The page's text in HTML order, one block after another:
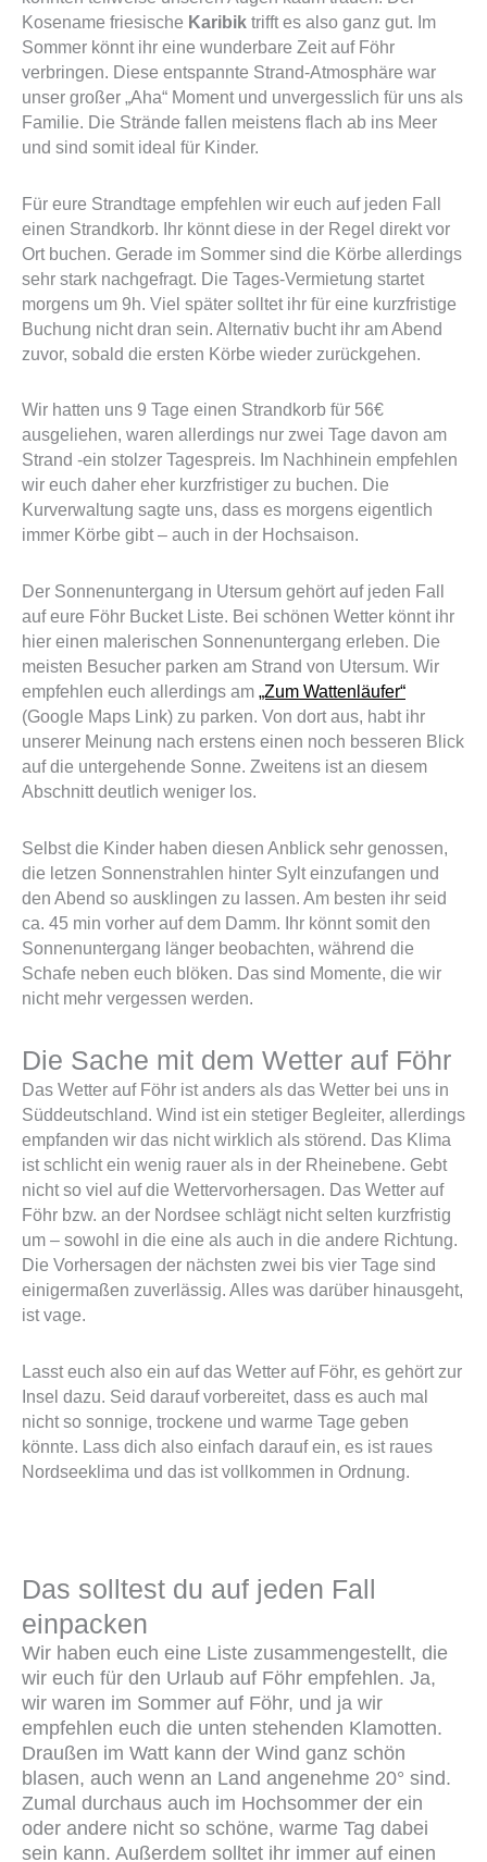
Kosename friesische Karibik trifft es also ganz gut. Im
Sommer könnt ihr eine wunderbare Zeit auf Föhr
verbringen. Diese entspannte Strand-Atmosphäre war
unser großer „Aha“ Moment und unvergesslich für uns als
Familie. Die Strände fallen meistens flach ab ins Meer
und sind somit ideal für Kinder.
Für eure Strandtage empfehlen wir euch auf jeden Fall
einen Strandkorb. Ihr könnt diese in der Regel direkt vor
Ort buchen. Gerade im Sommer sind die Körbe allerdings
sehr stark nachgefragt. Die Tages-Vermietung startet
morgens um 9h. Viel später solltet ihr für eine kurzfristige
Buchung nicht dran sein. Alternativ bucht ihr am Abend
zuvor, sobald die ersten Körbe wieder zurückgehen.
Wir hatten uns 9 Tage einen Strandkorb für 56€
ausgeliehen, waren allerdings nur zwei Tage davon am
Strand -ein stolzer Tagespreis. Im Nachhinein empfehlen
wir euch daher eher kurzfristiger zu buchen. Die
Kurverwaltung sagte uns, dass es morgens eigentlich
immer Körbe gibt – auch in der Hochsaison.
Der Sonnenuntergang in Utersum gehört auf jeden Fall
auf eure Föhr Bucket Liste. Bei schönen Wetter könnt ihr
hier einen malerischen Sonnenuntergang erleben. Die
meisten Besucher parken am Strand von Utersum. Wir
empfehlen euch allerdings am „Zum Wattenläufer“
(Google Maps Link) zu parken. Von dort aus, habt ihr
unserer Meinung nach erstens einen noch besseren Blick
auf die untergehende Sonne. Zweitens ist an diesem
Abschnitt deutlich weniger los.
Selbst die Kinder haben diesen Anblick sehr genossen,
die letzen Sonnenstrahlen hinter Sylt einzufangen und
den Abend so ausklingen zu lassen. Am besten ihr seid
ca. 45 min vorher auf dem Damm. Ihr könnt somit den
Sonnenuntergang länger beobachten, während die
Schafe neben euch blöken. Das sind Momente, die wir
nicht mehr vergessen werden.
Die Sache mit dem Wetter auf Föhr
Das Wetter auf Föhr ist anders als das Wetter bei uns in
Süddeutschland. Wind ist ein stetiger Begleiter, allerdings
empfanden wir das nicht wirklich als störend. Das Klima
ist schlicht ein wenig rauer als in der Rheinebene. Gebt
nicht so viel auf die Wettervorhersagen. Das Wetter auf
Föhr bzw. an der Nordsee schlägt nicht selten kurzfristig
um – sowohl in die eine als auch in die andere Richtung.
Die Vorhersagen der nächsten zwei bis vier Tage sind
einigermaßen zuverlässig. Alles was darüber hinausgeht,
ist vage.
Lasst euch also ein auf das Wetter auf Föhr, es gehört zur
Insel dazu. Seid darauf vorbereitet, dass es auch mal
nicht so sonnige, trockene und warme Tage geben
könnte. Lass dich also einfach darauf ein, es ist raues
Nordseeklima und das ist vollkommen in Ordnung.
Das solltest du auf jeden Fall
einpacken
Wir haben euch eine Liste zusammengestellt, die
wir euch für den Urlaub auf Föhr empfehlen. Ja,
wir waren im Sommer auf Föhr, und ja wir
empfehlen euch die unten stehenden Klamotten.
Draußen im Watt kann der Wind ganz schön
blasen, auch wenn an Land angenehme 20° sind.
Zumal durchaus auch im Hochsommer der ein
oder andere nicht so schöne, warme Tag dabei
sein kann. Außerdem solltet ihr immer auf einen